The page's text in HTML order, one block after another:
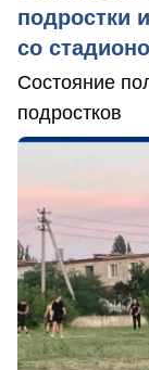
подростки
со
Состояние
подростков